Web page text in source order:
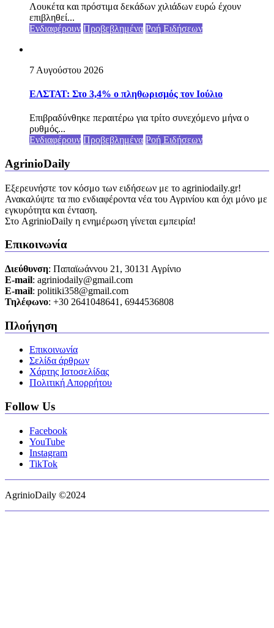
Λουκέτα και πρόστιμα δεκάδων χιλιάδων ευρώ έχουν
επιβληθεί...
Ενδιαφέρουν Προβεβλημένα Ροή Ειδήσεων
7 Αυγούστου 2026
ΕΛΣΤΑΤ: Στο 3,4% ο πληθωρισμός τον Ιούλιο
Επιβραδύνθηκε περαιτέρω για τρίτο συνεχόμενο μήνα ο
ρυθμός...
Ενδιαφέρουν Προβεβλημένα Ροή Ειδήσεων
AgrinioDaily
Εξερευνήστε τον κόσμο των ειδήσεων με το agriniodaily.gr!
Ανακαλύψτε τα πιο ενδιαφέροντα νέα του Αγρινίου και όχι μόνο με
εγκυρότητα και ένταση.
Στο AgrinioDaily η ενημέρωση γίνεται εμπειρία!
Επικοινωνία
Διεύθυνση: Παπαϊωάννου 21, 30131 Αγρίνιο
Ε-mail: agriniodaily@gmail.com
Ε-mail: politiki358@gmail.com
Τηλέφωνο: +30 2641048641, 6944536808
Πλοήγηση
Επικοινωνία
Σελίδα άρθρων
Χάρτης Ιστοσελίδας
Πολιτική Απορρήτου
Follow Us
Facebook
YouTube
Instagram
TikTok
AgrinioDaily ©2024